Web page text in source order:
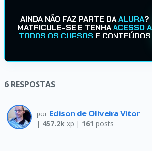
AINDA NÃO FAZ PARTE DAALURA?
MATRICULE-SE E TENHAACESSO A
TODOS OS CURSOS E CONTEÚDOS
6 RESPOSTAS
por Edison de Oliveira Vitor
| 457.2kxp | 161 posts